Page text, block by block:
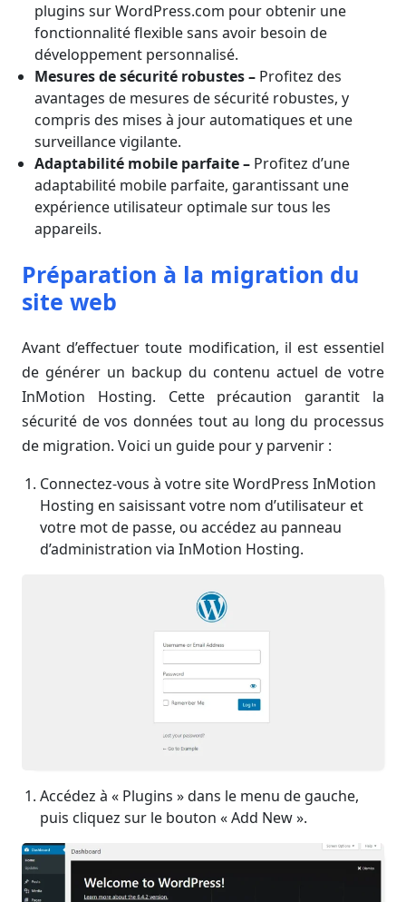
plugins sur WordPress.com pour obtenir une
fonctionnalité flexible sans avoir besoin de
développement personnalisé.
Mesures de sécurité robustes – Profitez des
avantages de mesures de sécurité robustes, y
compris des mises à jour automatiques et une
surveillance vigilante.
Adaptabilité mobile parfaite – Profitez d’une
adaptabilité mobile parfaite, garantissant une
expérience utilisateur optimale sur tous les
appareils.
Préparation à la migration du
site web
Avant d’effectuer toute modification, il est essentiel
de générer un backup du contenu actuel de votre
InMotion Hosting. Cette précaution garantit la
sécurité de vos données tout au long du processus
de migration. Voici un guide pour y parvenir :
Connectez-vous à votre site WordPress InMotion
Hosting en saisissant votre nom d’utilisateur et
votre mot de passe, ou accédez au panneau
d’administration via InMotion Hosting.
Accédez à « Plugins » dans le menu de gauche,
puis cliquez sur le bouton « Add New ».